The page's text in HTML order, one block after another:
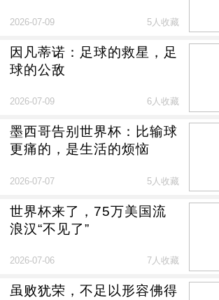
2026-07-09 5人收藏
因凡蒂诺：足球的救星，足
球的公敌
2026-07-09 6人收藏
墨西哥告别世界杯：比输球
更痛的，是生活的烦恼
2026-07-07 5人收藏
世界杯来了，75万美国流
浪汉“不见了”
2026-07-06 7人收藏
虽败犹荣，不足以形容佛得